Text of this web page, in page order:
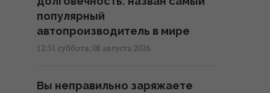
популярный
автопроизводитель в мире
12:51 суббота, 08 августа 2026
Вы неправильно заряжаете